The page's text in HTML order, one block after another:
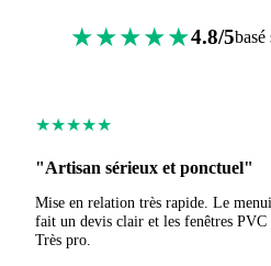
★★★★★4.8/5
★★★★★
"Artisan sérieux et ponctuel"
Mise en relation très rapide. Le
fait un devis clair et les fenêtres PVC
Très pro.